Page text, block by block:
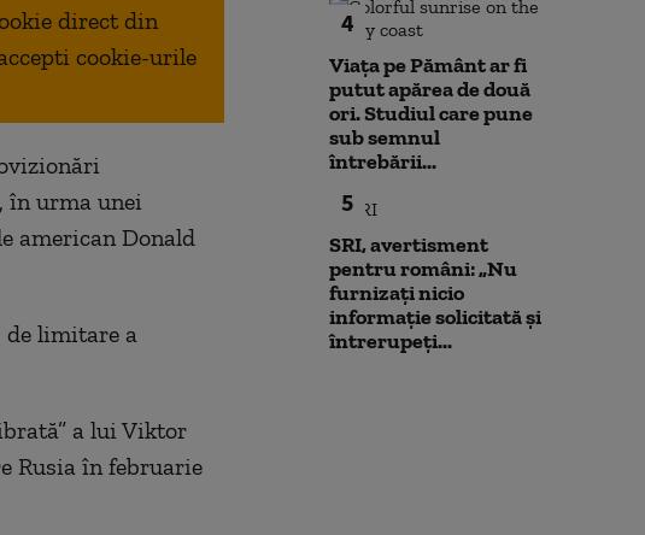
direct din
cookie-urile
în urma unei
american Donald
limitare a
a lui Viktor
Rusia în februarie
4
Viața pe Pământ ar fi
putut apărea de două
ori. Studiul care pune
sub semnul
întrebării...
5
SRI, avertisment
pentru români: „Nu
furnizați nicio
informație solicitată și
întrerupeți...